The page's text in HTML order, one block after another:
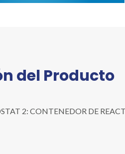
del Producto
2: CONTENEDOR DE